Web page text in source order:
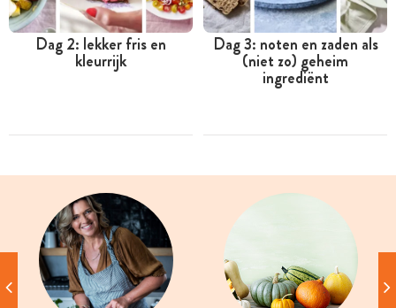
Dag 2: lekker fris en
kleurrijk
Dag 3: noten en zaden als
(niet zo) geheim
ingrediënt